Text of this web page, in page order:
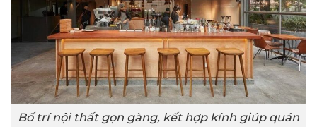
Bố trí nội thất gọn gàng, kết hợp kính giúp quán